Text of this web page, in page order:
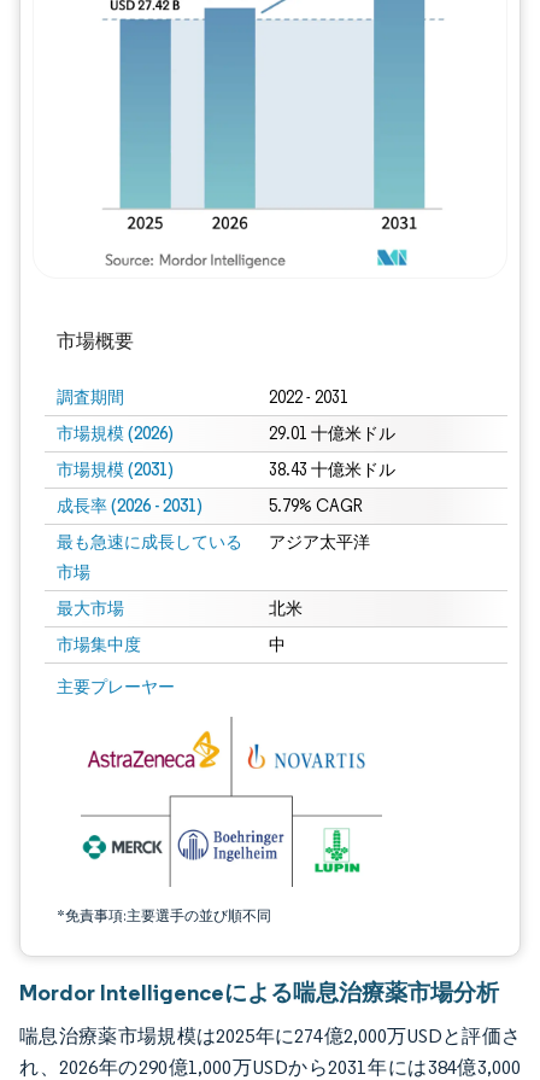
市場概要
調査期間 2022 - 2031
市場規模 (2026) 29.01 十億米ドル
市場規模 (2031) 38.43 十億米ドル
成長率 (2026 - 2031) 5.79% CAGR
最も急速に成長している
市場
アジア太平洋
最大市場 北米
市場集中度 中
主要プレーヤー
*免責事項:主要選手の並び順不同
画像 © Mordor Intelligence。再利用にはCC BY 4.0の表示が必要です。
Mordor Intelligenceによる喘息治療薬市場分析
喘息治療薬市場規模は2025年に274億2,000万USDと評価さ
れ、2026年の290億1,000万USDから2031年には384億3,000